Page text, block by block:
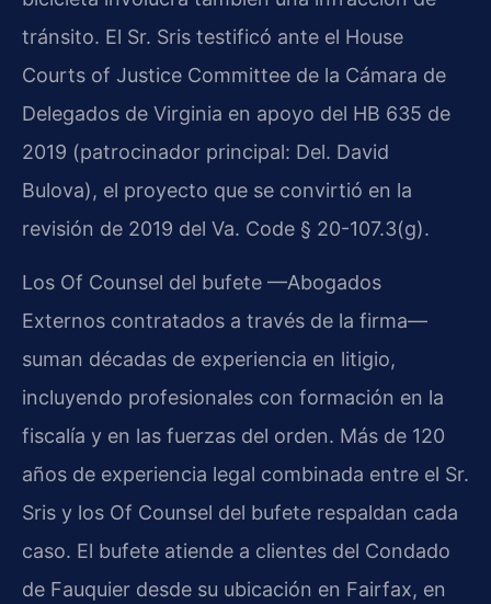
tránsito. El Sr. Sris testificó ante el House
Courts of Justice Committee de la Cámara de
Delegados de Virginia en apoyo del HB 635 de
2019 (patrocinador principal: Del. David
Bulova), el proyecto que se convirtió en la
revisión de 2019 del Va. Code § 20-107.3(g).
Los Of Counsel del bufete —Abogados
Externos contratados a través de la firma—
suman décadas de experiencia en litigio,
incluyendo profesionales con formación en la
fiscalía y en las fuerzas del orden. Más de 120
años de experiencia legal combinada entre el Sr.
Sris y los Of Counsel del bufete respaldan cada
caso. El bufete atiende a clientes del Condado
de Fauquier desde su ubicación en Fairfax, en